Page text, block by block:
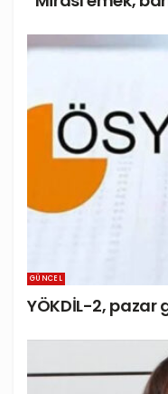
GÜNCEL
YÖKDİL-2, pazar